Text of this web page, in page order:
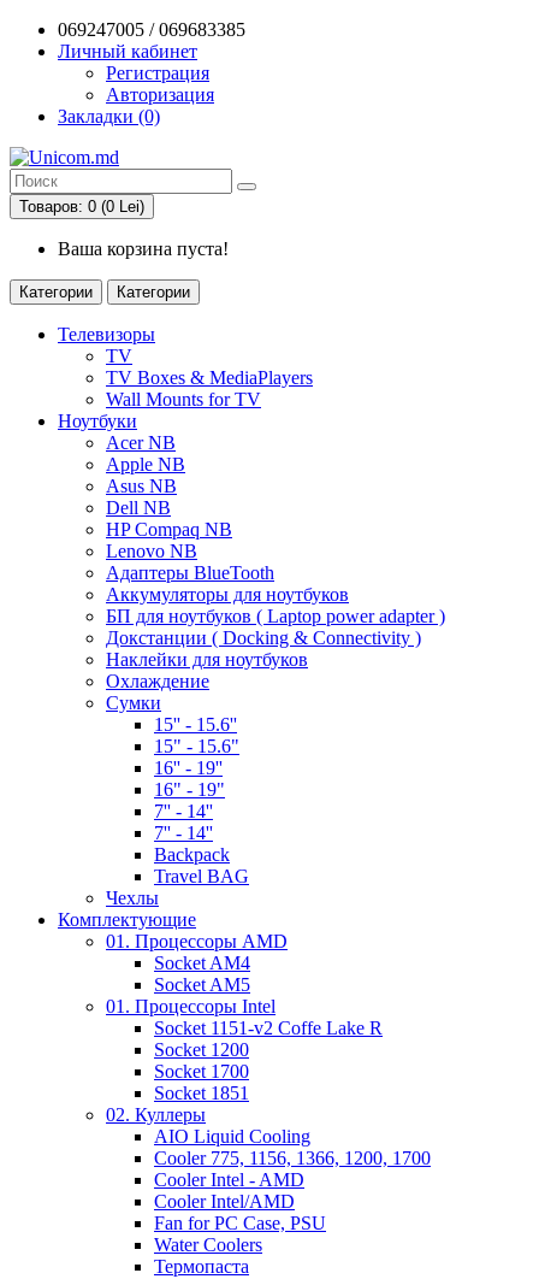
069247005 / 069683385
Личный кабинет
Регистрация
Авторизация
Закладки (0)
Товаров: 0 (0 Lei)
Ваша корзина пуста!
Категории Категории
Телевизоры
TV
TV Boxes & MediaPlayers
Wall Mounts for TV
Ноутбуки
Acer NB
Apple NB
Asus NB
Dell NB
HP Compaq NB
Lenovo NB
Адаптеры BlueTooth
Аккумуляторы для ноутбуков
БП для ноутбуков ( Laptop power adapter )
Докстанции ( Docking & Connectivity )
Наклейки для ноутбуков
Охлаждение
Сумки
15'' - 15.6''
15" - 15.6"
16'' - 19''
16" - 19"
7'' - 14''
7'' - 14''
Backpack
Travel BAG
Чехлы
Комплектующие
01. Процессоры AMD
Socket AM4
Socket AM5
01. Процессоры Intel
Socket 1151-v2 Coffe Lake R
Socket 1200
Socket 1700
Socket 1851
02. Куллеры
AIO Liquid Cooling
Cooler 775, 1156, 1366, 1200, 1700
Cooler Intel - AMD
Cooler Intel/AMD
Fan for PC Case, PSU
Water Coolers
Термопаста